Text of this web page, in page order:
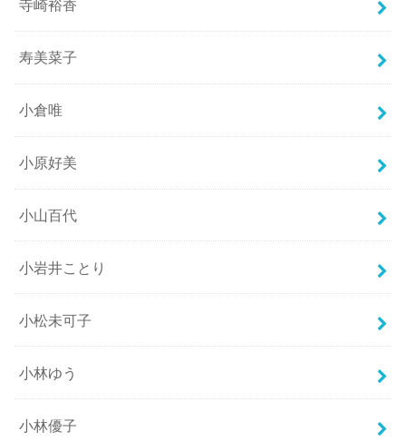
寺崎裕香
寿美菜子
小倉唯
小原好美
小山百代
小岩井ことり
小松未可子
小林ゆう
小林優子